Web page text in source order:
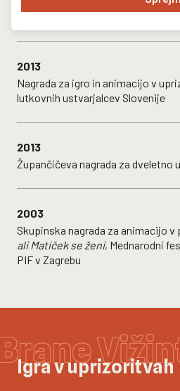
Mateřinka v Liberecu, Češka
2013
Nagrada za igro in animacijo v
lutkovnih ustvarjalcev Slovenije
2013
Župančičeva nagrada za dveletno
2003
Skupinska nagrada za animacijo v
ali Matiček se ženi, Mednarodni
PIF v Zagrebu
Igra v uprizoritvah